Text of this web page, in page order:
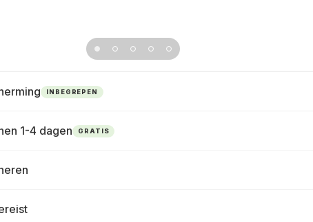
INBEGREPEN
1-4 dagen GRATIS